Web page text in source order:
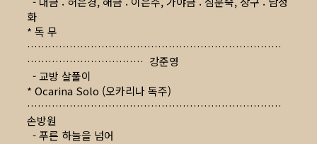
화
* 독 무
………………………………………………………………
…………………………… 강준영
- 교방 살풀이
* Ocarina Solo (오카리나 독주)
………………………………………………………………
손방원
- 푸른 하늘을 넘어